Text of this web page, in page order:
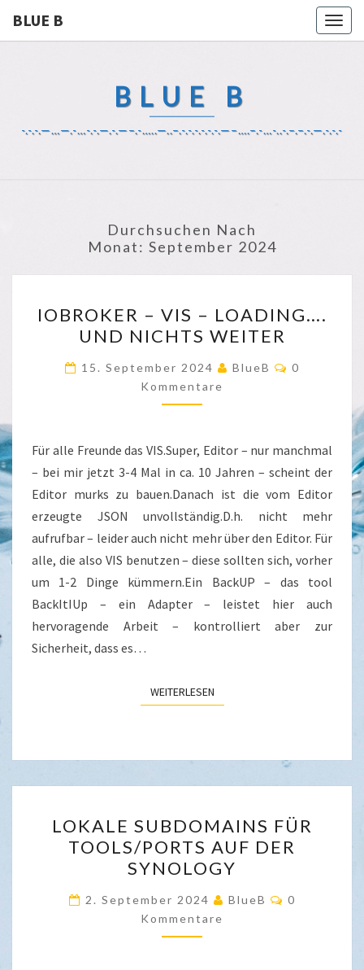
BLUE B
BLUE B
-.-.-.—…—.-…-.-.—.-.—–.-…..—..–.-.-.-.-.-.-.—–….–.-…-..-.–.–.-.—.-.-.-
Durchsuchen Nach
Monat: September 2024
–
VIS
–
LOADING….
UND
WEITER
IOBROKER – VIS – LOADING….
UND NICHTS WEITER
15. September 2024 BlueB
0
Kommentare
Für alle Freunde das VIS.Super, Editor – nur manchmal
– bei mir jetzt 3-4 Mal in ca. 10 Jahren – scheint der
Editor murks zu bauen.Danach ist die vom Editor
erzeugte JSON unvollständig.D.h. nicht mehr
aufrufbar – leider auch nicht mehr über den Editor. Für
alle, die also VIS benutzen – diese sollten sich, vorher
um 1-2 Dinge kümmern.Ein BackUP – das tool
BackItIUp – ein Adapter – leistet hier auch
hervoragende Arbeit – kontrolliert aber zur
Sicherheit, dass es…
WEITERLESENWEITERLESEN
SUBDOMAINS
FÜR
TOOLS/PORTS
AUF
DER
SYNOLOGY
LOKALE SUBDOMAINS FÜR
TOOLS/PORTS AUF DER
SYNOLOGY
2. September 2024 BlueB
0
Kommentare